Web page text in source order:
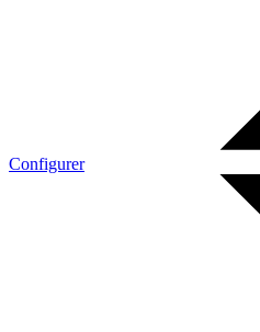
Configurer